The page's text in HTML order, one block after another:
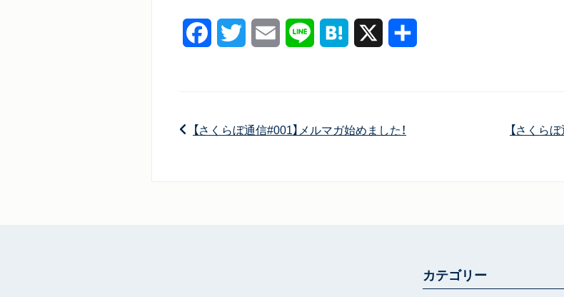
FacebookTwitter Email Line Hatena X
【さくらぼ通信#001】メルマガ始めました！ 【さくら
カテゴリー